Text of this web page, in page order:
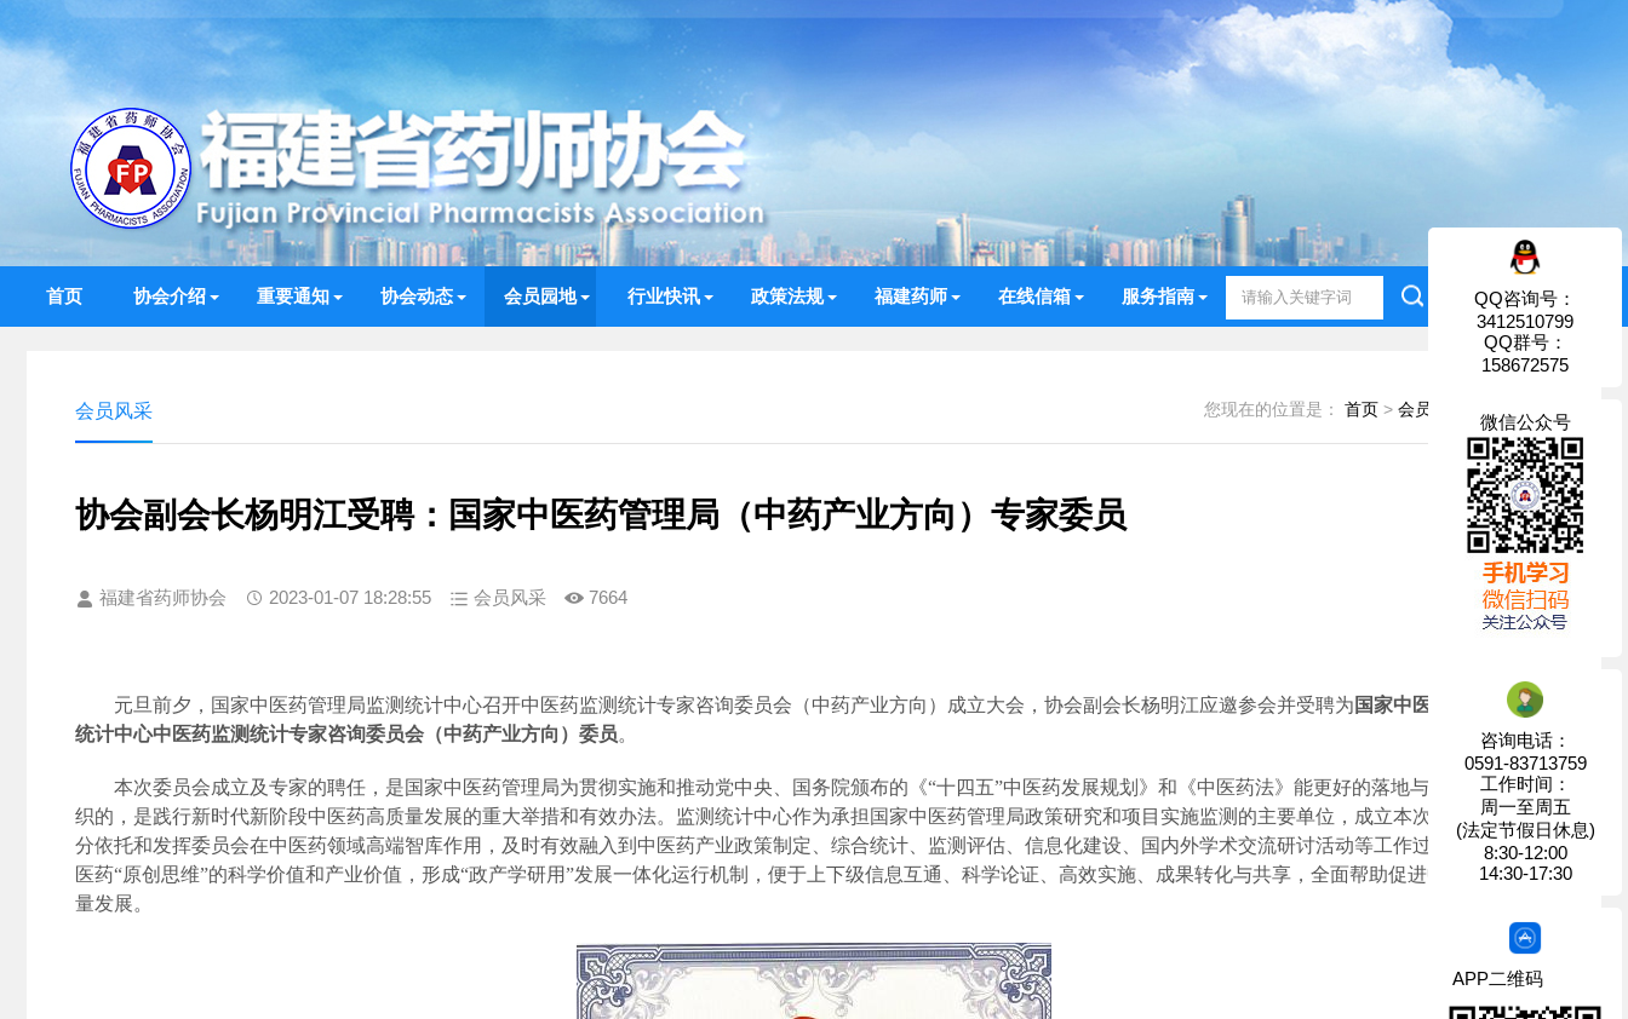
首页 协会介绍 重要通知 协会动态 会员园地 行业快讯 政策法规 福建药师 在线信箱 服务指南
您现在的位置是： 首页 > 会员园地
会员风采
协会副会长杨明江受聘：国家中医药管理局（中药产业方向）专家委员
福建省药师协会 2023-01-07 18:28:55 会员风采 7664
元旦前夕，国家中医药管理局监测统计中心召开中医药监测统计专家咨询委员会（中药产业方向）成立大会，协会副会长杨明江应邀参会并受聘为 国家中医药管理局监测
统计中心中医药监测统计专家咨询委员会（中药产业方向）委员。
本次委员会成立及专家的聘任，是国家中医药管理局为贯彻实施和推动党中央、国务院颁布的《“十四五”中医药发展规划》和《中医药法》能更好的落地与服务产业而组
织的，是践行新时代新阶段中医药高质量发展的重大举措和有效办法。监测统计中心作为承担国家中医药管理局政策研究和项目实施监测的主要单位，成立本次专委会，将充
分依托和发挥委员会在中医药领域高端智库作用，及时有效融入到中医药产业政策制定、综合统计、监测评估、信息化建设、国内外学术交流研讨活动等工作过程中，突显中
医药“原创思维”的科学价值和产业价值，形成“政产学研用”发展一体化运行机制，便于上下级信息互通、科学论证、高效实施、成果转化与共享，全面帮助促进中药产业高质
量发展。
QQ咨询号：
3412510799
QQ群号：
158672575
微信公众号
咨询电话：
0591-83713759
工作时间：
周一至周五
(法定节假日休息)
8:30-12:00
14:30-17:30
APP二维码